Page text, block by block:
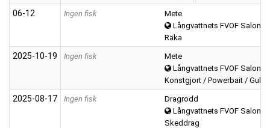
06‑12 Ingen fisk
Mete
Långvattnets FVOF
Räka
2025‑10‑19 Ingen fisk
Mete
Långvattnets FVOF
Konstgjort / Powerbait / Gulp
2025‑08‑17 Ingen fisk
Dragrodd
Långvattnets FVOF
Skeddrag